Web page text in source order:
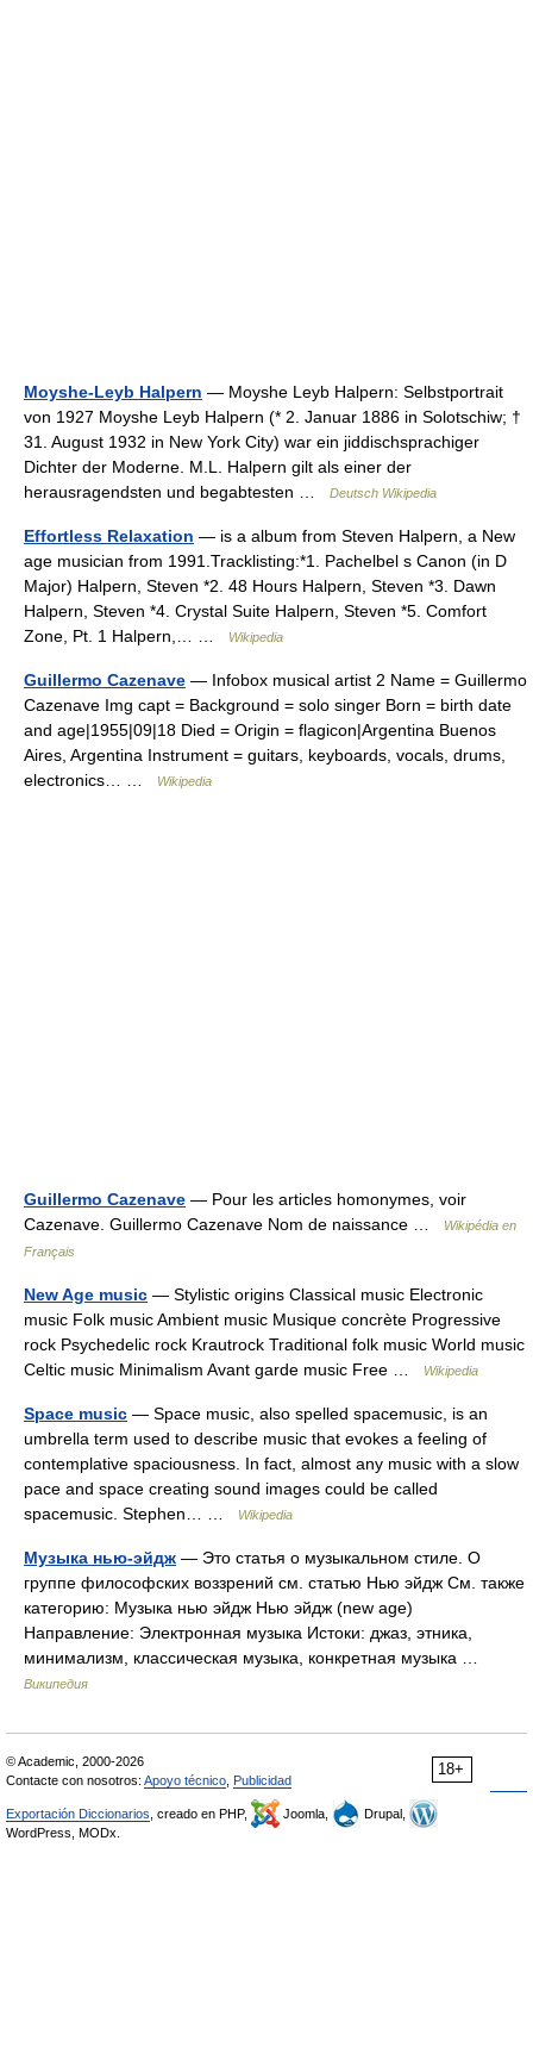
Moyshe-Leyb Halpern — Moyshe Leyb Halpern: Selbstportrait
von 1927 Moyshe Leyb Halpern (* 2. Januar 1886 in Solotschiw; †
31. August 1932 in New York City) war ein jiddischsprachiger
Dichter der Moderne. M.L. Halpern gilt als einer der
herausragendsten und begabtesten …
Deutsch Wikipedia
Effortless Relaxation — is a album from Steven Halpern, a New
age musician from 1991.Tracklisting:*1. Pachelbel s Canon (in D
Major) Halpern, Steven *2. 48 Hours Halpern, Steven *3. Dawn
Halpern, Steven *4. Crystal Suite Halpern, Steven *5. Comfort
Zone, Pt. 1 Halpern,… …
Wikipedia
Guillermo Cazenave — Infobox musical artist 2 Name = Guillermo
Cazenave Img capt = Background = solo singer Born = birth date
and age|1955|09|18 Died = Origin = flagicon|Argentina Buenos
Aires, Argentina Instrument = guitars, keyboards, vocals, drums,
electronics… …
Wikipedia
Guillermo Cazenave — Pour les articles homonymes, voir
Cazenave. Guillermo Cazenave Nom de naissance …
Wikipédia en
Français
New Age music — Stylistic origins Classical music Electronic
music Folk music Ambient music Musique concrète Progressive
rock Psychedelic rock Krautrock Traditional folk music World music
Celtic music Minimalism Avant garde music Free …
Wikipedia
Space music — Space music, also spelled spacemusic, is an
umbrella term used to describe music that evokes a feeling of
contemplative spaciousness. In fact, almost any music with a slow
pace and space creating sound images could be called
spacemusic. Stephen… …
Wikipedia
Музыка нью-эйдж — Это статья о музыкальном стиле. О
группе философских воззрений см. статью Нью эйдж См. также
категорию: Музыка нью эйдж Нью эйдж (new age)
Направление: Электронная музыка Истоки: джаз, этника,
минимализм, классическая музыка, конкретная музыка …
Википедия
18+
© Academic, 2000-2026
Contacte con nosotros: Apoyo técnico Publicidad
Exportación Diccionarios , creado en PHP, Joomla,
Drupal,
WordPress, MODx.